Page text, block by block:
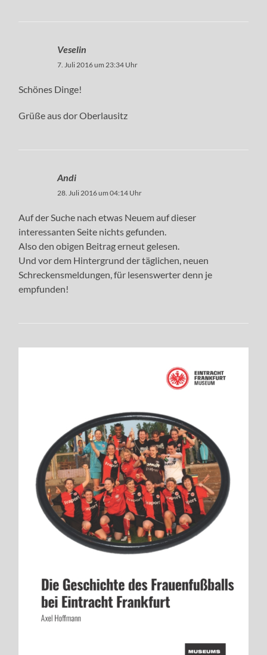
Veselin
7. Juli 2016 um 23:34 Uhr
Schönes Dinge!
Grüße aus dor Oberlausitz
Andi
28. Juli 2016 um 04:14 Uhr
Auf der Suche nach etwas Neuem auf dieser
interessanten Seite nichts gefunden.
Also den obigen Beitrag erneut gelesen.
Und vor dem Hintergrund der täglichen, neuen
Schreckensmeldungen, für lesenswerter denn je
empfunden!